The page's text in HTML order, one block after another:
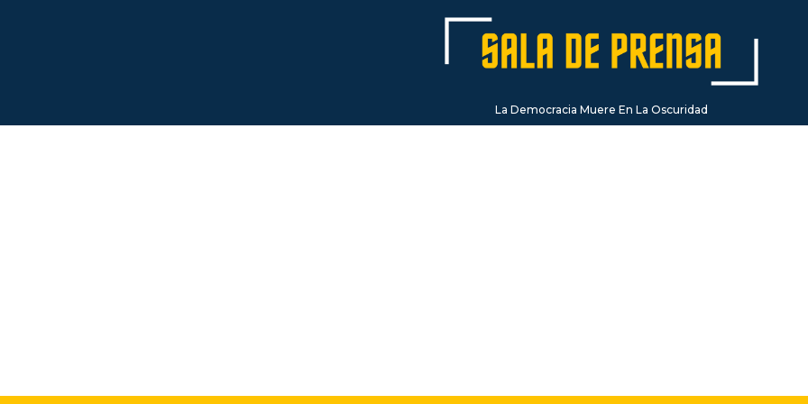
La Democracia Muere En La Oscuridad